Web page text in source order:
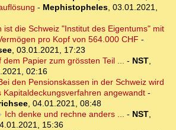
- Mephistopheles, 03.01.2021,
ist die Schweiz "Institut des Eigentums" mit
pro Kopf von 564.000 CHF -
, 03.01.2021, 17:23
dem Papier zum grössten Teil ... - NST,
02:16
den Pensionskassen in der Schweiz wird
Kapitaldeckungsverfahren angewandt -
, 04.01.2021, 08:48
Ich denke und rechne anders ... - NST,
15:36